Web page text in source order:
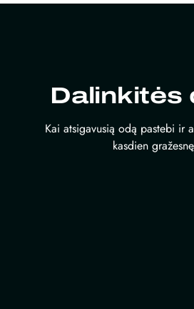
Dalinkitės
Kai atsigavusią odą pastebi ir
kasdien